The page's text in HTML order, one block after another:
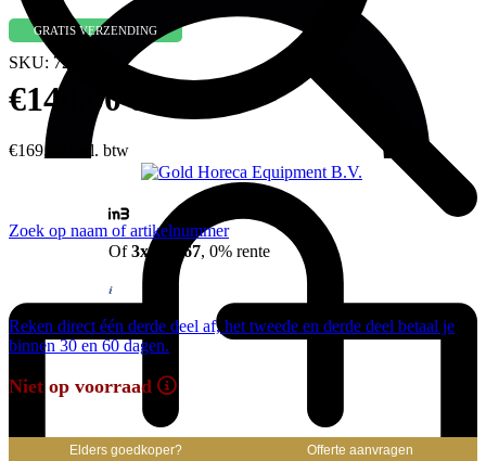
Zoek op naam of artikelnummer
GRATIS VERZENDING
SKU: 7216.0460
€140,00 excl. btw
€169,40 incl. btw
Of3x €46,67, 0% rente
Reken direct één derde deel af, het tweede en derde deel betaal je
binnen 30 en 60 dagen.
Niet op voorraad
Elders goedkoper? Offerte aanvragen